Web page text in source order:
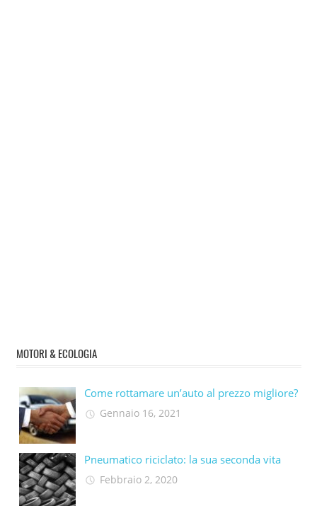
MOTORI & ECOLOGIA
Come rottamare un’auto al prezzo migliore?
Gennaio 16, 2021
Pneumatico riciclato: la sua seconda vita​
Febbraio 2, 2020